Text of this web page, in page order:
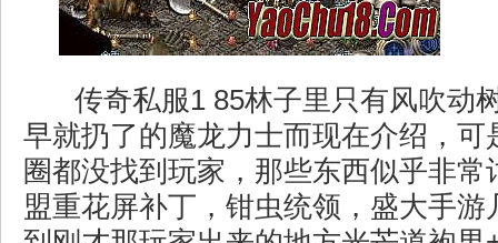
传奇私服1 85林子里只有风吹动
早就扔了的魔龙力士而现在介绍，可
圈都没找到玩家，那些东西似乎非常
盟重花屏补丁，钳虫统领，盛大手游